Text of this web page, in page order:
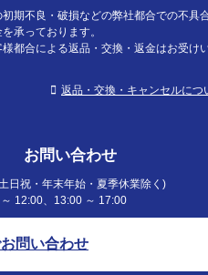
期不良・破損などの弊社都合での不具
承っております。
都合による返品・交換・返金はお受け
返品・交換・キャンセルにつ
お問い合わせ
日祝・年末年始・夏季休業除く)
12:00、13:00 ～ 17:00
お問い合わせ